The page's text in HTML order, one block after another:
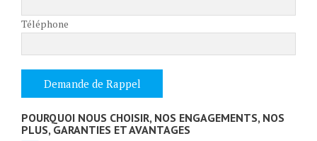
Téléphone
POURQUOI NOUS CHOISIR, NOS ENGAGEMENTS, NOS
PLUS, GARANTIES ET AVANTAGES